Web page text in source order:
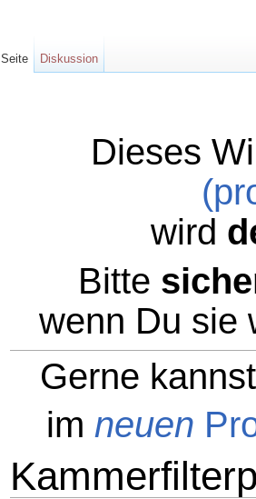
Dieses
wird
Bitte
wenn Du sie
Gerne
im neuen
Seite Diskussion